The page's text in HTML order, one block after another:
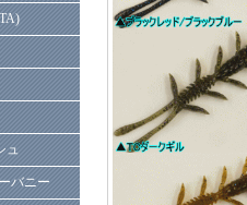
ュ
バニー